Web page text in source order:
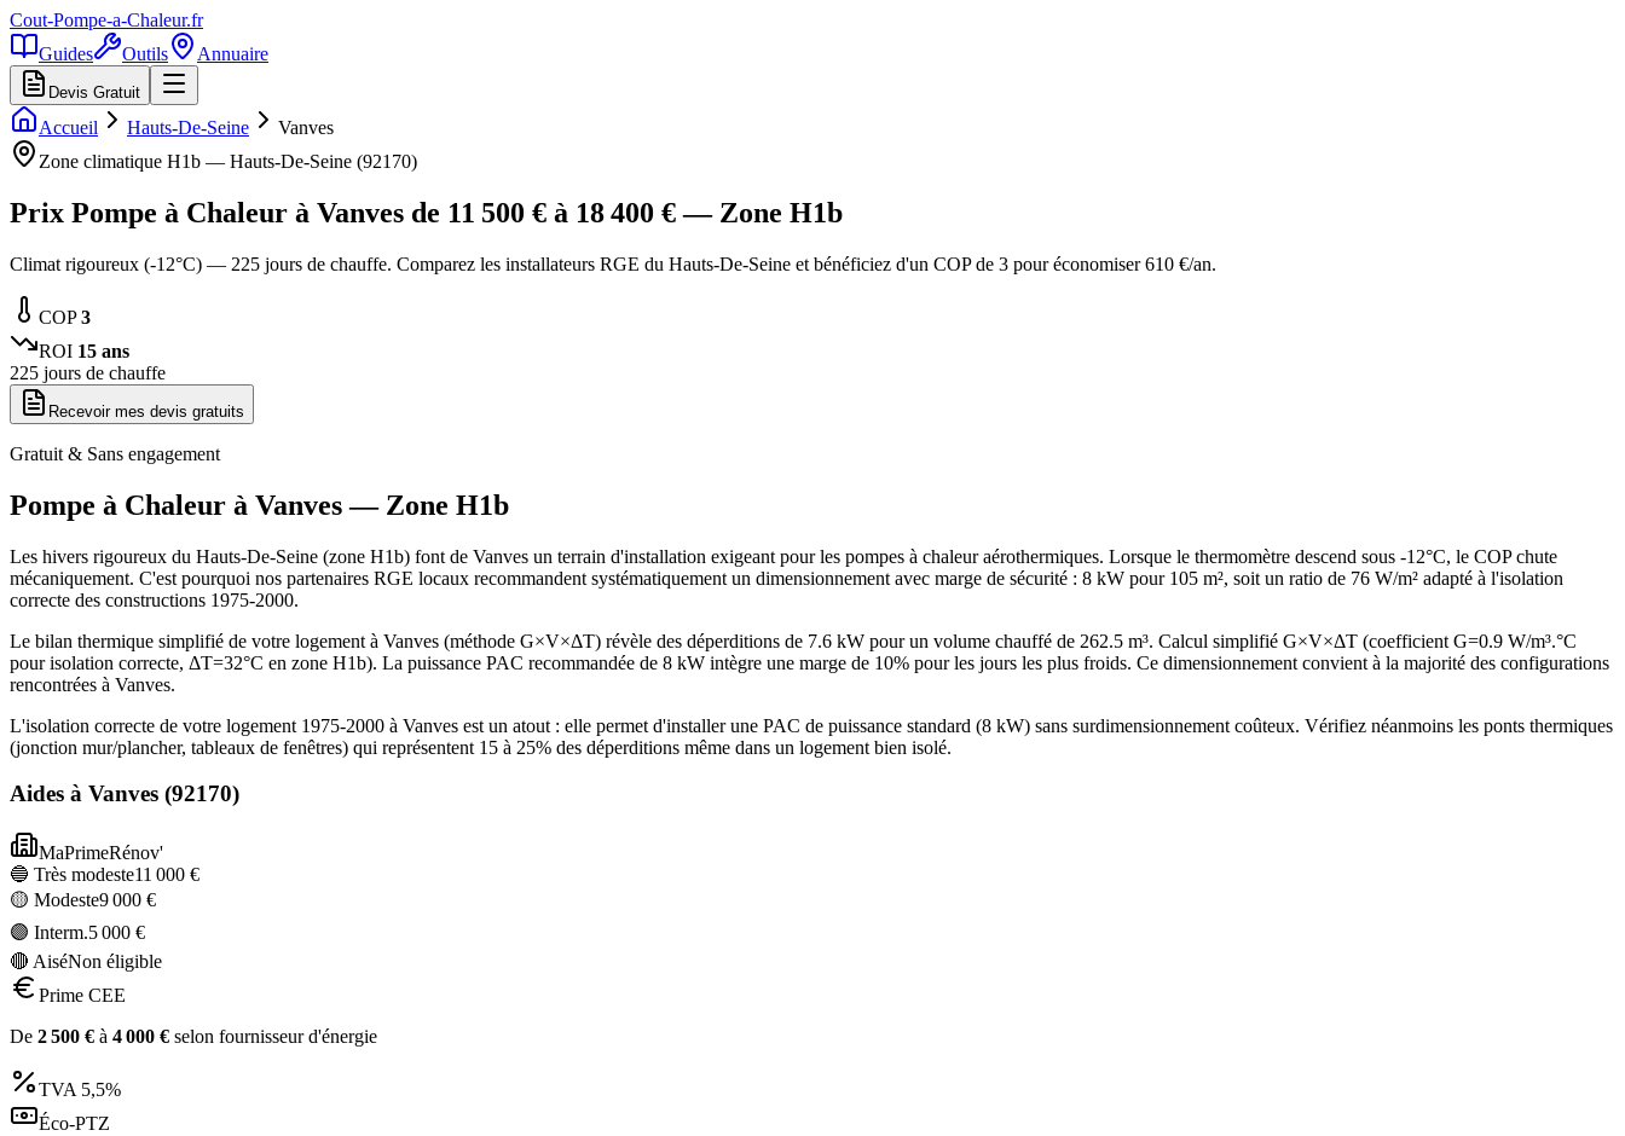
Cout-Pompe-a-Chaleur.fr
Guides
Outils Annuaire
Devis Gratuit
Accueil Hauts-De-Seine
Vanves
Zone climatique H1b — Hauts-De-Seine (92170)
Prix Pompe à Chaleur à Vanves de 11 500 € à 18 400 € — Zone H1b
Climat rigoureux (-12°C) — 225 jours de chauffe. Comparez les installateurs RGE du Hauts-De-Seine et bénéficiez d'un COP de 3 pour économiser 610 €/an.
COP3
ROI 15 ans
225 jours de chauffe
Recevoir mes devis gratuits
Gratuit & Sans engagement
Pompe à Chaleur à Vanves— Zone H1b
Les hivers rigoureux du Hauts-De-Seine (zone H1b) font de Vanves un terrain d'installation exigeant pour les pompes à chaleur aérothermiques. Lorsque le thermomètre descend sous -12°C, le COP chute
mécaniquement. C'est pourquoi nos partenaires RGE locaux recommandent systématiquement un dimensionnement avec marge de sécurité : 8 kW pour 105 m², soit un ratio de 76 W/m² adapté à l'isolation
correcte des constructions 1975-2000.
Le bilan thermique simplifié de votre logement à Vanves (méthode G×V×ΔT) révèle des déperditions de 7.6 kW pour un volume chauffé de 262.5 m³. Calcul simplifié G×V×ΔT (coefficient G=0.9 W/m³.°C
pour isolation correcte, ΔT=32°C en zone H1b). La puissance PAC recommandée de 8 kW intègre une marge de 10% pour les jours les plus froids. Ce dimensionnement convient à la majorité des configurations
rencontrées à Vanves.
L'isolation correcte de votre logement 1975-2000 à Vanves est un atout : elle permet d'installer une PAC de puissance standard (8 kW) sans surdimensionnement coûteux. Vérifiez néanmoins les ponts thermiques
(jonction mur/plancher, tableaux de fenêtres) qui représentent 15 à 25% des déperditions même dans un logement bien isolé.
Aides à Vanves (92170)
MaPrimeRénov'
🔵 Très modeste11 000 €
🟡 Modeste9 000 €
🟣 Interm.5 000 €
🔴 AiséNon éligible
Prime CEE
De 2 500 € à 4 000 € selon fournisseur d'énergie
TVA 5,5%
Éco-PTZ